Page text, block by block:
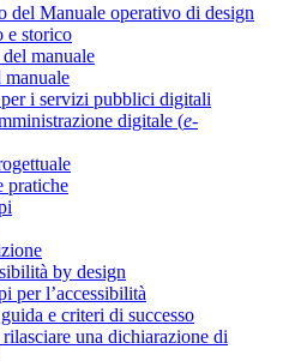
del Manuale operativo di design
e storico
manuale
i servizi pubblici digitali
digitale (e-
pratiche
by design
per l’accessibilità
e criteri di successo
una dichiarazione di